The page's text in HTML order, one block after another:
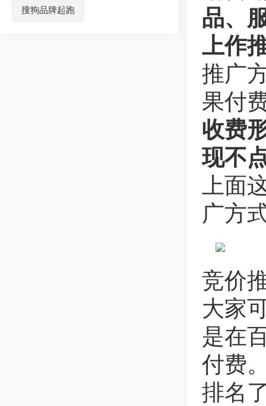
搜狗品牌起跑
品、
上作
推广
果付
收费
现不
上面
广方
竞价
大家
是在
付费
排名